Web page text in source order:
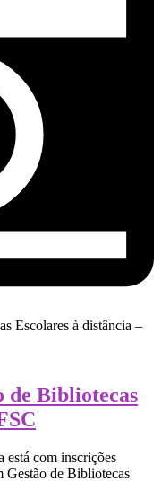
de Bibliotecas
está com inscrições
Gestão de Bibliotecas